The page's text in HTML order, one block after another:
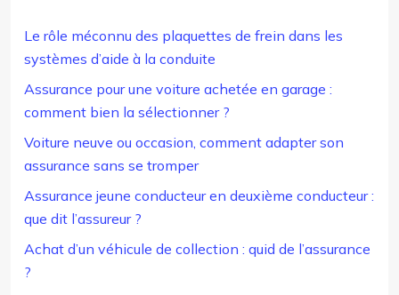
Le rôle méconnu des plaquettes de frein dans les
systèmes d’aide à la conduite
Assurance pour une voiture achetée en garage :
comment bien la sélectionner ?
Voiture neuve ou occasion, comment adapter son
assurance sans se tromper
Assurance jeune conducteur en deuxième conducteur :
que dit l’assureur ?
Achat d’un véhicule de collection : quid de l’assurance
?